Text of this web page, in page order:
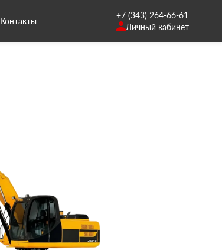
Контакты
+7 (343) 264-66-61
Личный кабинет